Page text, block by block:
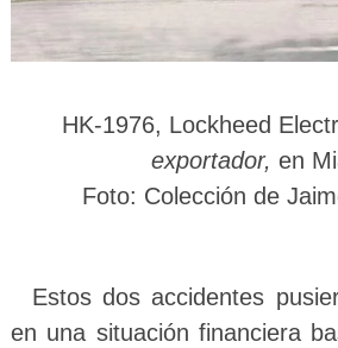
HK-1976, Lockheed
exportador, en
Foto: Colección de
Estos dos accidentes
en una situación financiera